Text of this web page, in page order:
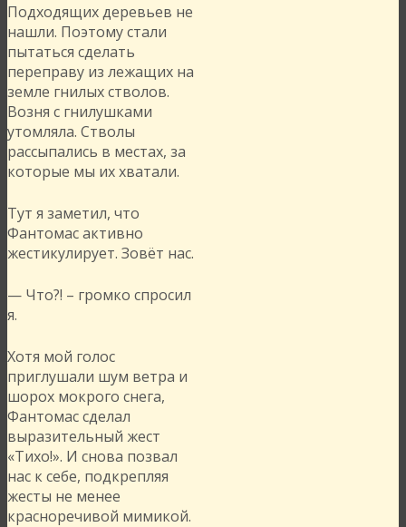
Подходящих деревьев не
нашли. Поэтому стали
пытаться сделать
переправу из лежащих на
земле гнилых стволов.
Возня с гнилушками
утомляла. Стволы
рассыпались в местах, за
которые мы их хватали.
Тут я заметил, что
Фантомас активно
жестикулирует. Зовёт нас.
— Что?! – громко спросил
я.
Хотя мой голос
приглушали шум ветра и
шорох мокрого снега,
Фантомас сделал
выразительный жест
«Тихо!». И снова позвал
нас к себе, подкрепляя
жесты не менее
красноречивой мимикой.